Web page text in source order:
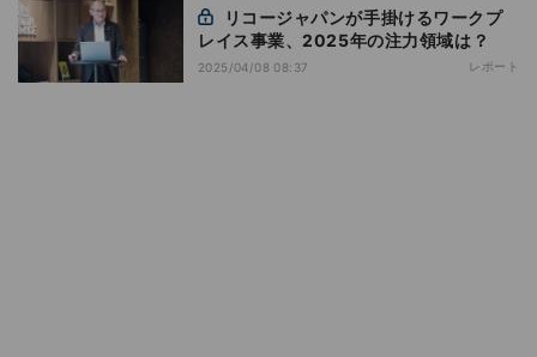
レイス事業、2025年の注力領域は？
2025/04/08 08:37 レポート